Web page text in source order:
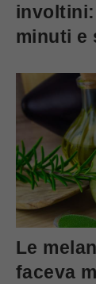
minuti e
Le
faceva